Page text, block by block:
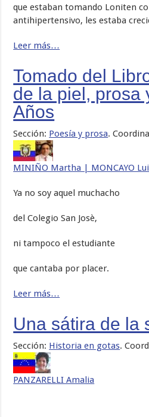
que estaban tomando Loniten
antihipertensivo, les estaba
Leer más…
Tomado del
de la piel, prosa
Años
Sección: Poesí­a y prosa.
MINIÑO Martha | MONCAYO
Ya no soy aquel muchacho
del Colegio San Josè,
ni tampoco el estudiante
que cantaba por placer.
Leer más…
Una sátira de la
Sección: Historia en gotas.
PANZARELLI Amalia